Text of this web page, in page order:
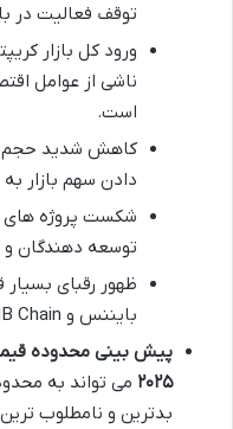
توقف فعالیت در
ورود کل بازار
ناشی از عوامل
است.
کاهش شدید حجم
دادن سهم بازار به
توسعه دهندگان و
ظهور رقبای
بایننس و BNB Chain محسوب شوند.
پیش بینی محدوده
۲۰۲۵